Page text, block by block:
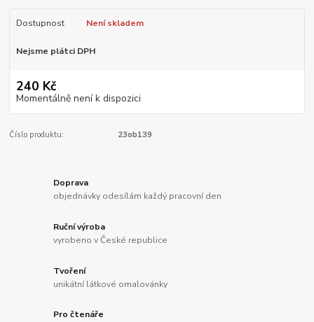
Dostupnost Není skladem
Nejsme plátci DPH
240 Kč
Momentálně není k dispozici
Číslo produktu: 23ob139
Doprava
objednávky odesílám každý pracovní den
Ruční výroba
vyrobeno v České republice
Tvoření
unikátní látkové omalovánky
Pro čtenáře